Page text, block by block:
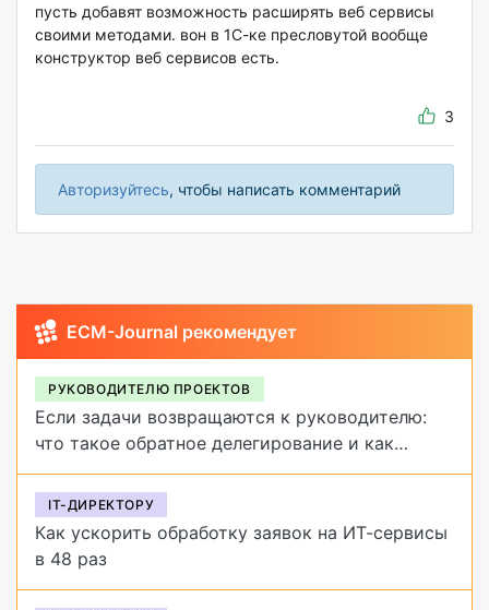
пусть добавят возможность расширять веб сервисы
своими методами. вон в 1С-ке пресловутой вообще
конструктор веб сервисов есть.
3
Авторизуйтесь, чтобы написать комментарий
ECM-Journal рекомендует
РУКОВОДИТЕЛЮ ПРОЕКТОВ
Если задачи возвращаются к руководителю:
что такое обратное делегирование и как
от него избавиться
IT-ДИРЕКТОРУ
Как ускорить обработку заявок на ИТ-сервисы
в 48 раз